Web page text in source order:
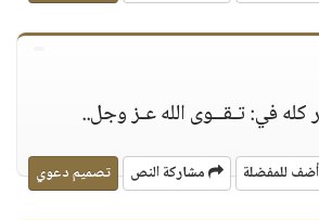
كله في: تـقــوى الله عـز وجل..
أضف للمفضلة مشاركة النص تصميم دعوي